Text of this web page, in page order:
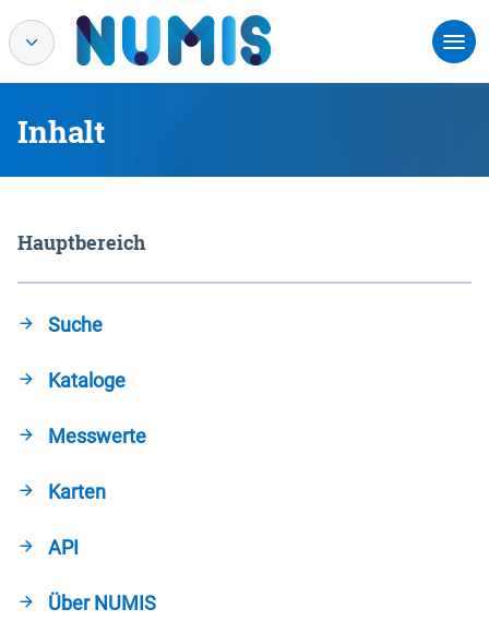
Inhalt
Hauptbereich
Suche
Kataloge
Messwerte
Karten
API
Über NUMIS